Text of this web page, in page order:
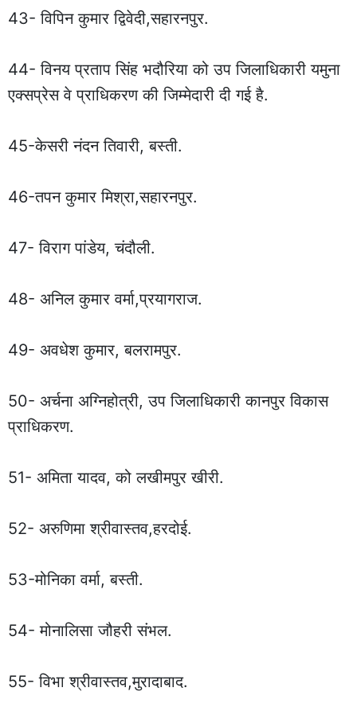
43- विपिन कुमार द्विवेदी,सहारनपुर.
44- विनय प्रताप सिंह भदौरिया को उप जिलाधिकारी यमुना
एक्सप्रेस वे प्राधिकरण की जिम्मेदारी दी गई है.
45-केसरी नंदन तिवारी, बस्ती.
46-तपन कुमार मिश्रा,सहारनपुर.
47- विराग पांडेय, चंदौली.
48- अनिल कुमार वर्मा,प्रयागराज.
49- अवधेश कुमार, बलरामपुर.
50- अर्चना अग्निहोत्री, उप जिलाधिकारी कानपुर विकास
प्राधिकरण.
51- अमिता यादव, को लखीमपुर खीरी.
52- अरुणिमा श्रीवास्तव,हरदोई.
53-मोनिका वर्मा, बस्ती.
54- मोनालिसा जौहरी संभल.
55- विभा श्रीवास्तव,मुरादाबाद.